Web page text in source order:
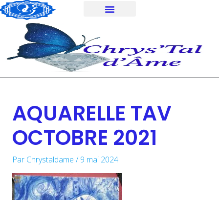
Aller
au
contenu
AQUARELLE TAV
OCTOBRE 2021
Par Chrystaldame /9 mai 2024